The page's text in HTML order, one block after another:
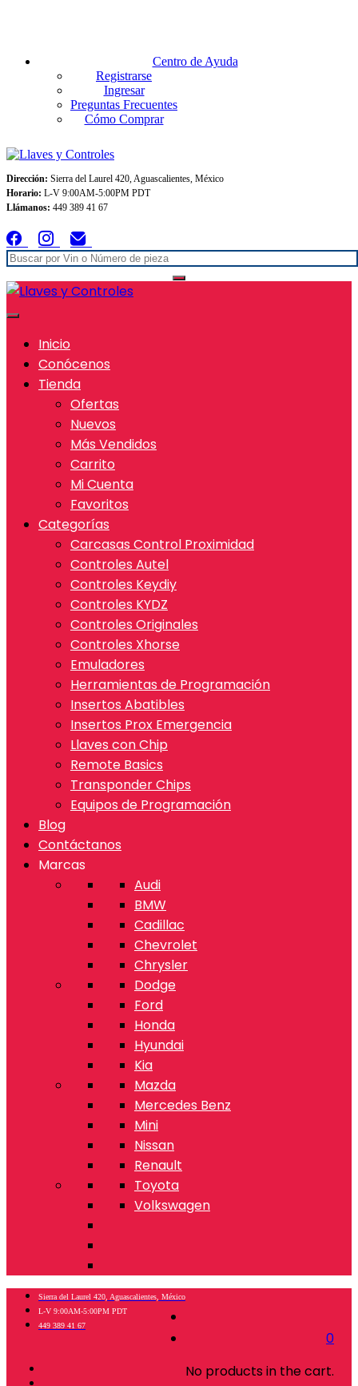
Centro de Ayuda
Registrarse
Ingresar
Preguntas Frecuentes
Cómo Comprar
Dirección: Sierra del Laurel 420, Aguascalientes, México
Horario: L-V 9:00AM-5:00PM PDT
Llámanos: 449 389 41 67
Inicio
Conócenos
Tienda
Ofertas
Nuevos
Más Vendidos
Carrito
Mi Cuenta
Favoritos
Categorías
Carcasas Control Proximidad
Controles Autel
Controles Keydiy
Controles KYDZ
Controles Originales
Controles Xhorse
Emuladores
Herramientas de Programación
Insertos Abatibles
Insertos Prox Emergencia
Llaves con Chip
Remote Basics
Transponder Chips
Equipos de Programación
Blog
Contáctanos
Marcas
Audi
BMW
Cadillac
Chevrolet
Chrysler
Dodge
Ford
Honda
Hyundai
Kia
Mazda
Mercedes Benz
Mini
Nissan
Renault
Toyota
Volkswagen
0
No products in the cart.
Sierra del Laurel 420, Aguascalientes, México
L-V 9:00AM-5:00PM PDT
449 389 41 67